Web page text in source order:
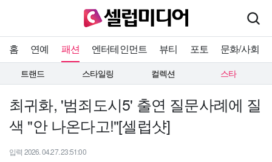
홈 연예 패션 엔터테인먼트 뷰티 포토 문화/사회
트랜드 스타일링 컬렉션 스타
최귀화, '범죄도시5' 출연 질문사례에 질
색 "안 나온다고!"[셀럽샷]
입력 2026. 04.27. 23:51:00